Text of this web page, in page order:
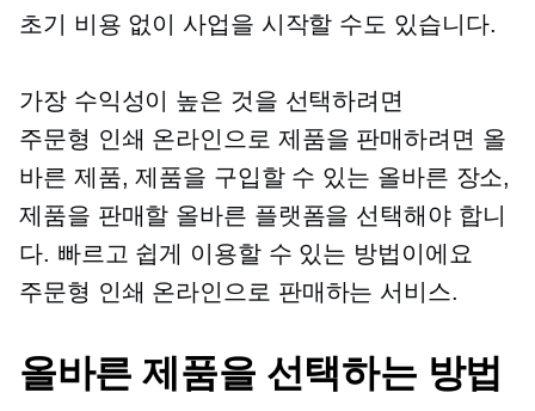
초기 비용 없이 사업을 시작할 수도 있습니다.
가장 수익성이 높은 것을 선택하려면
주문형 인쇄 온라인으로 제품을 판매하려면 올
바른 제품, 제품을 구입할 수 있는 올바른 장소,
제품을 판매할 올바른 플랫폼을 선택해야 합니
다. 빠르고 쉽게 이용할 수 있는 방법이에요
주문형 인쇄 온라인으로 판매하는 서비스.
올바른 제품을 선택하는 방법